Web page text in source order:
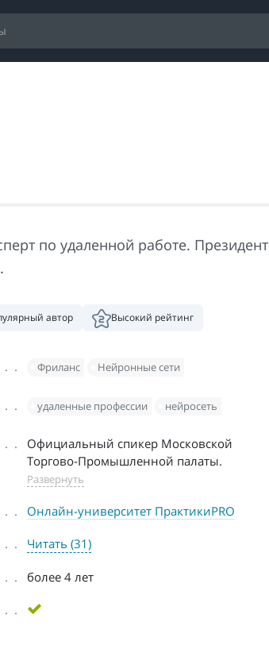
по удаленной работе. Президент
автор Высокий рейтинг
Фриланс Нейронные сети
удаленные профессии нейросеть
Официальный спикер Московской
Торгово-Промышленной палаты.
Развернуть
Онлайн-университет ПрактикиPRO
Читать (31)
более 4 лет